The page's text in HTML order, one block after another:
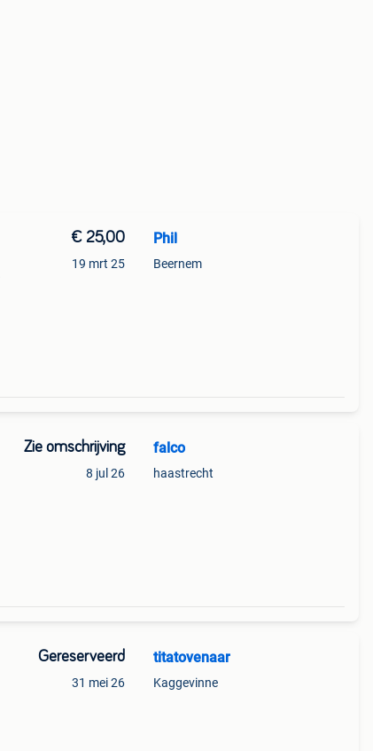
€ 25,00
19 mrt 25
Phil
Beernem
Zie omschrijving
8 jul 26
falco
haastrecht
Gereserveerd
31 mei 26
titatovenaar
Kaggevinne